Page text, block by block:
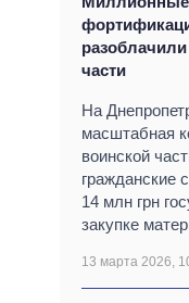
части
На
масштабная
воинской
гражданские
14 млн грн
закупке
13 марта 2026,